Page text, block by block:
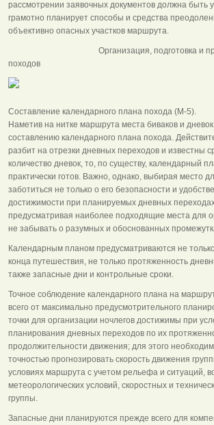
рассмотрении заявочных документов должна быть
грамотно планирует способы и средства
объективно опасных участков маршрута.
Организация, подготовка и
походов
Составление календарного плана похода (М-5).
Наметив на нитке маршрута места биваков и
составлению календарного плана похода.
разбит на отрезки дневных переходов и известны
количество дневок, то, по существу, календарный
практически готов. Важно, однако, выбирая место
заботиться не только о его безопасности и
достижимости при планируемых дневных
предусматривая наиболее подходящие места для
не забывать о разумных и обоснованных
Календарным планом предусматриваются не
конца путешествия, не только протяженность
также запасные дни и контрольные сроки.
Точное соблюдение календарного плана на
всего от максимально предусмотрительного
точки для организации ночлегов достижимы при
планирования дневных переходов по их
продолжительности движения; для этого
точностью прогнозировать скорость движения
условиях маршрута с учетом рельефа и ситуаций,
метеорологических условий, скоростных и
группы.
Запасные дни планируются прежде всего для